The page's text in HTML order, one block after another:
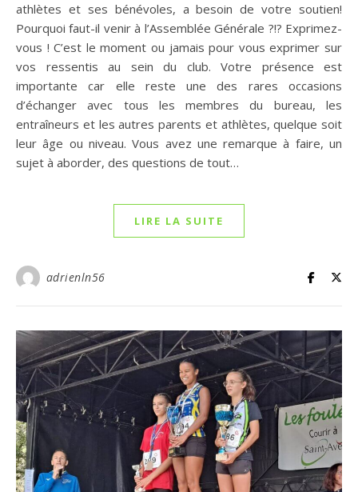
athlètes et ses bénévoles, a besoin de votre soutien!
Pourquoi faut-il venir à l’Assemblée Générale ?!? Exprimez-
vous ! C’est le moment ou jamais pour vous exprimer sur
vos ressentis au sein du club. Votre présence est
importante car elle reste une des rares occasions
d’échanger avec tous les membres du bureau, les
entraîneurs et les autres parents et athlètes, quelque soit
leur âge ou niveau. Vous avez une remarque à faire, un
sujet à aborder, des questions de tout…
LIRE LA SUITE
adrienln56